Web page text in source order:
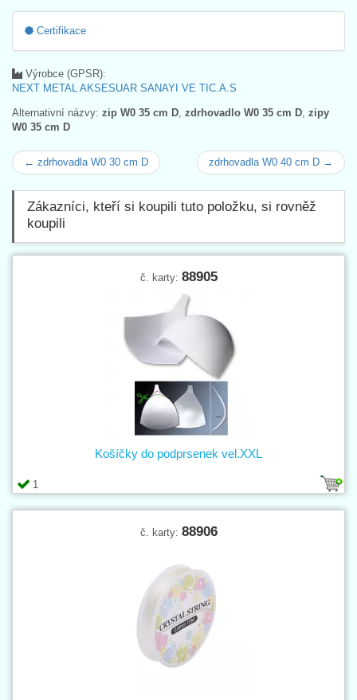
Certifikace
Výrobce (GPSR):
NEXT METAL AKSESUAR SANAYI VE TIC.A.S
Alternativní názvy: zip W0 35 cm D zdrhovadlo W0 35 cm D zipy
W0 35 cm D
← zdrhovadla W0 30 cm D zdrhovadla W0 40 cm D →
Zákazníci, kteří si koupili tuto položku, si rovněž
koupili
č. karty: 88905
1
Košíčky do podprsenek vel.XXL
č. karty: 88906